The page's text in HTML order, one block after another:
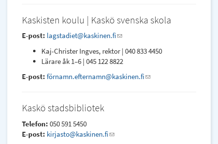
mail)
Kaskisten koulu | Kaskö svenska skola
E-post: lagstadiet@kaskinen.fi(link
e-
mail)
Kaj-Christer Ingves, rektor | 040 833 4450
Lärare åk 1–6 | 045 122 8822
E-post: förnamn.efternamn@kaskinen.fi(link
Kaskö stadsbibliotek
Telefon: 050 591 5450
E-post: kirjasto@kaskinen.fi(link